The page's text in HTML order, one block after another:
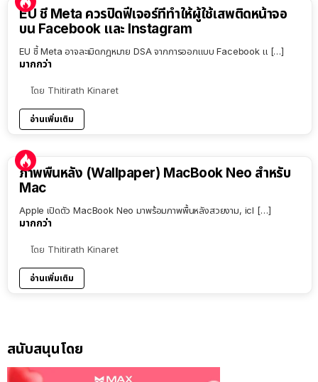
EU ชี้ Meta ควรปิดฟีเจอร์ที่ทำให้ผู้ใช้เสพติดหน้าจอ
บน Facebook และ Instagram
EU ชี้ Meta อาจละเมิดกฎหมาย DSA จากการออกแบบ Facebook แ […]
มากกว่า
โดย Thitirath Kinaret
อ่านเพิ่มเติม
ภาพพื้นหลัง (Wallpaper) MacBook Neo สำหรับ
Mac
Apple เปิดตัว MacBook Neo มาพร้อมภาพพื้นหลังสวยงาม, icl […]
มากกว่า
โดย Thitirath Kinaret
อ่านเพิ่มเติม
สนับสนุนโดย